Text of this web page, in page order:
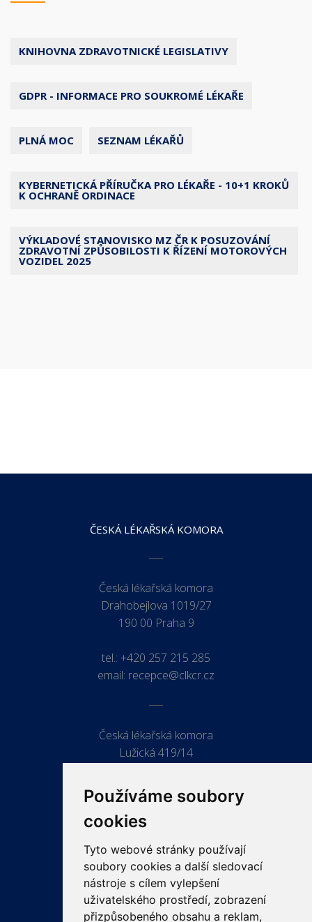
Používáme soubory
cookies
Tyto webové stránky používají
soubory cookies a další sledovací
nástroje s cílem vylepšení
uživatelského prostředí, zobrazení
přizpůsobeného obsahu a reklam,
KNIHOVNA ZDRAVOTNICKÉ LEGISLATIVY
GDPR - INFORMACE PRO SOUKROMÉ LÉKAŘE
PLNÁ MOC SEZNAM LÉKAŘŮ
KYBERNETICKÁ PŘÍRUČKA PRO LÉKAŘE - 10+1 KROKŮ
K OCHRANĚ ORDINACE
VÝKLADOVÉ STANOVISKO MZ ČR K POSUZOVÁNÍ
ZDRAVOTNÍ ZPŮSOBILOSTI K ŘÍZENÍ MOTOROVÝCH
VOZIDEL 2025
ČESKÁ LÉKAŘSKÁ KOMORA
Česká lékařská komora
Drahobejlova 1019/27
190 00 Praha 9
tel.: +420 257 215 285
email: recepce@clkcr.cz
Česká lékařská komora
Lužická 419/14
ODKAZY
PRO LÉKAŘE
PRO VEŘEJNOST